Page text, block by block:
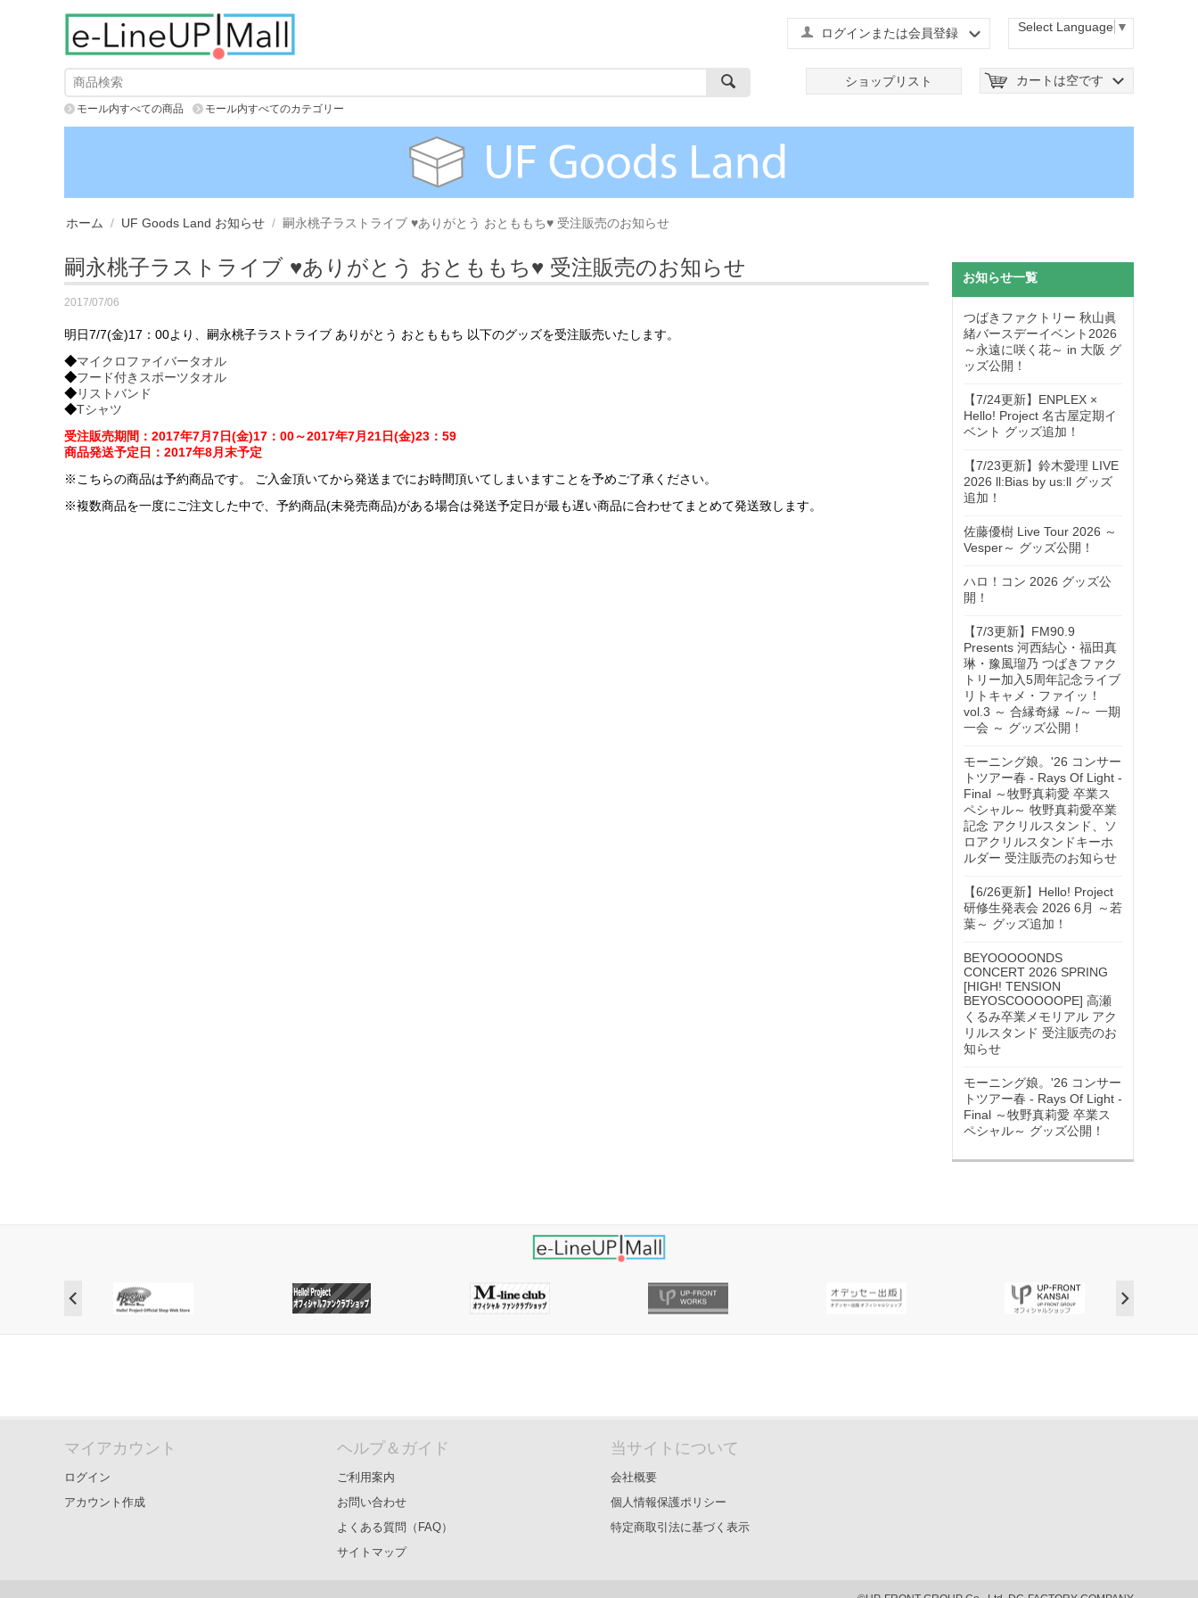
Select Language ▼
ログインまたは会員登録
カートは空です
ショップリスト
モール内すべての商品 モール内すべてのカテゴリー
ホーム / UF Goods Land お知らせ / 嗣永桃子ラストライブ ♥ありがとう おとももち♥ 受注販売のお知らせ
嗣永桃子ラストライブ ♥ありがとう おとももち♥ 受注販売のお知らせ
2017/07/06
明日7/7(金)17：00より、嗣永桃子ラストライブ ありがとう おとももち 以下のグッズを受注販売いたします。
◆マイクロファイバータオル
◆フード付きスポーツタオル
◆リストバンド
◆Tシャツ
受注販売期間：2017年7月7日(金)17：00～2017年7月21日(金)23：59
商品発送予定日：2017年8月末予定
※こちらの商品は予約商品です。 ご入金頂いてから発送までにお時間頂いてしまいますことを予めご了承ください。
※複数商品を一度にご注文した中で、予約商品(未発売商品)がある場合は発送予定日が最も遅い商品に合わせてまとめて発送致します。
お知らせ一覧
つばきファクトリー 秋山眞
緒バースデーイベント2026
～永遠に咲く花～ in 大阪 グ
ッズ公開！
【7/24更新】ENPLEX ×
Hello! Project 名古屋定期イ
ベント グッズ追加！
【7/23更新】鈴木愛理 LIVE
2026 ll:Bias by us:ll グッズ
追加！
佐藤優樹 Live Tour 2026 ～
Vesper～ グッズ公開！
ハロ！コン 2026 グッズ公
開！
【7/3更新】FM90.9
Presents 河西結心・福田真
琳・豫風瑠乃 つばきファク
トリー加入5周年記念ライブ
リトキャメ・ファイッ！
vol.3 ～ 合縁奇縁 ～/～ 一期
一会 ～ グッズ公開！
モーニング娘。'26 コンサー
トツアー春 - Rays Of Light -
Final ～牧野真莉愛 卒業ス
ペシャル～ 牧野真莉愛卒業
記念 アクリルスタンド、ソ
ロアクリルスタンドキーホ
ルダー 受注販売のお知らせ
【6/26更新】Hello! Project
研修生発表会 2026 6月 ～若
葉～ グッズ追加！
BEYOOOOONDS
CONCERT 2026 SPRING
[HIGH! TENSION
BEYOSCOOOOOPE] 高瀬
くるみ卒業メモリアル アク
リルスタンド 受注販売のお
知らせ
モーニング娘。'26 コンサー
トツアー春 - Rays Of Light -
Final ～牧野真莉愛 卒業ス
ペシャル～ グッズ公開！
マイアカウント
ログイン
アカウント作成
ヘルプ＆ガイド
ご利用案内
お問い合わせ
よくある質問（FAQ）
サイトマップ
当サイトについて
会社概要
個人情報保護ポリシー
特定商取引法に基づく表示